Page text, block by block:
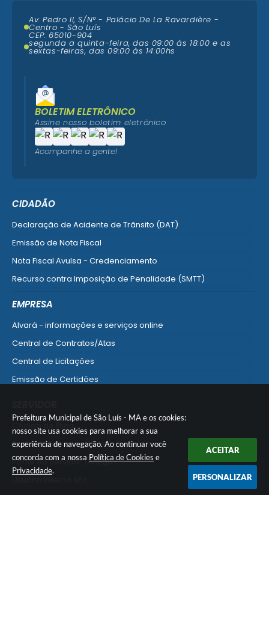
Prefeitura Municipal de São Luís - MA e os cookies:
nosso site usa cookies para melhorar a sua
experiência de navegação. Ao continuar você
concorda com a nossa Política de Cookies e
Privacidade.
ACEITAR
PERSONALIZAR
CIDADÃO
Declaração de Acidente de Trânsito (DAT)
Emissão de Nota Fiscal
Nota Fiscal Avulsa - Credenciamento
Recurso contra Imposição de Penalidade (SMTT)
EMPRESA
Alvará - informações e serviços online
Central de Contratos/Atas
Central de Licitações
Emissão de Certidões
Ver mais serviços para Empresa
Código de Ética
Portal do Servidor (Novo)
Portal do Servidor (Antigo)
SISCON
Av. Pedro II, S/N° - Palácio De La Ravardière -
Centro - São Luís
CEP: 65010-904
segunda a quinta-feira, das 09:00 ás 18:00 e as
sextas-feiras, das 09:00 às 14:00hs
BOLETIM ELETRÔNICO
Assine nosso boletim eletrônico
Acompanhe a gente!